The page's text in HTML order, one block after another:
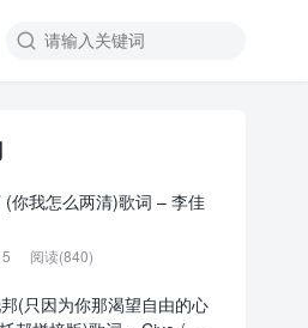

(你我怎么两清)歌词 – 李佳
阅读(840)
(只因为你那渴望自由的心